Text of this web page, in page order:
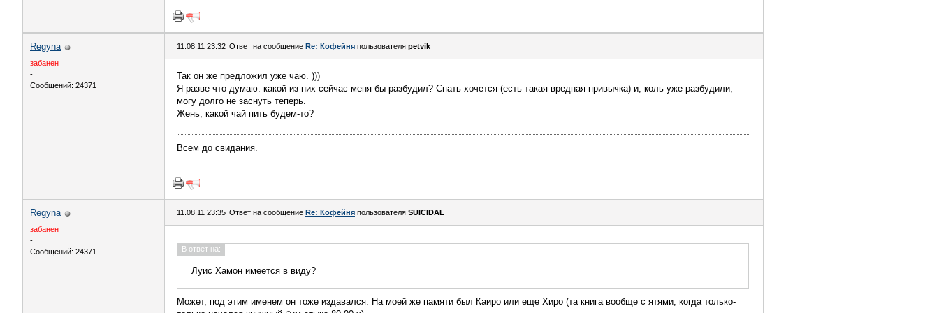
Regyna
забанен
-
Сообщений: 24371
11.08.11 23:32 Ответ на сообщение Re: Кофейня пользователя petvik
Так он же предложил уже чаю. )))
Я разве что думаю: какой из них сейчас меня бы разбудил? Спать хочется (есть такая вредная привычка) и, коль уже разбудили,
могу долго не заснуть теперь.
Жень, какой чай пить будем-то?
Всем до свидания.
Regyna
забанен
-
Сообщений: 24371
11.08.11 23:35 Ответ на сообщение Re: Кофейня пользователя SUICIDAL
В ответ на:
Луис Хамон имеется в виду?
Может, под этим именем он тоже издавался. На моей же памяти был Каиро или еще Хиро (та книга вообще с ятями, когда только-